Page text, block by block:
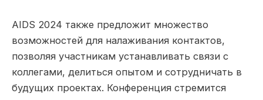
AIDS 2024 также предложит множество
возможностей для налаживания контактов,
позволяя участникам устанавливать связи с
коллегами, делиться опытом и сотрудничать в
будущих проектах. Конференция стремится